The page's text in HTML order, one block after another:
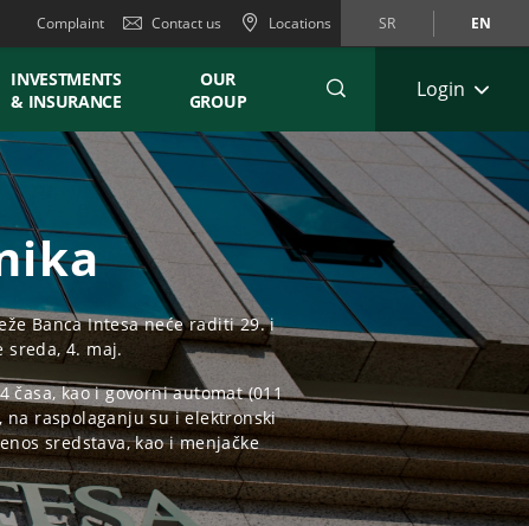
Complaint Contact us Locations SR EN
INVESTMENTS
& INSURANCE
OUR
GROUP
Login
Banca Intesa neće raditi 29. i
sreda, 4. maj.
časa, kao i govorni automat (011
na raspolaganju su i elektronski
sredstava, kao i menjačke